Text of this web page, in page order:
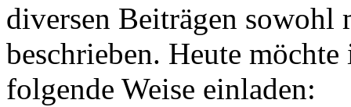
diversen Beiträgen sowohl
beschrieben. Heute
folgende Weise einladen: